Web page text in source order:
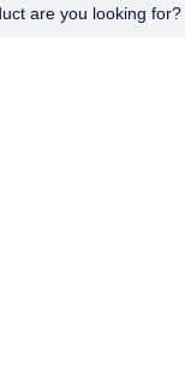
are you looking for?